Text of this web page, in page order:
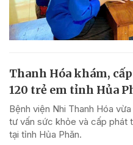
Thanh Hóa khám,
120 trẻ em tỉnh Hủa
Bệnh viện Nhi Thanh Hóa
tư vấn sức khỏe và cấp phát
tại tỉnh Hủa Phăn.